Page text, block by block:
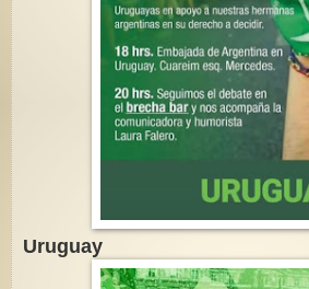
Uruguay